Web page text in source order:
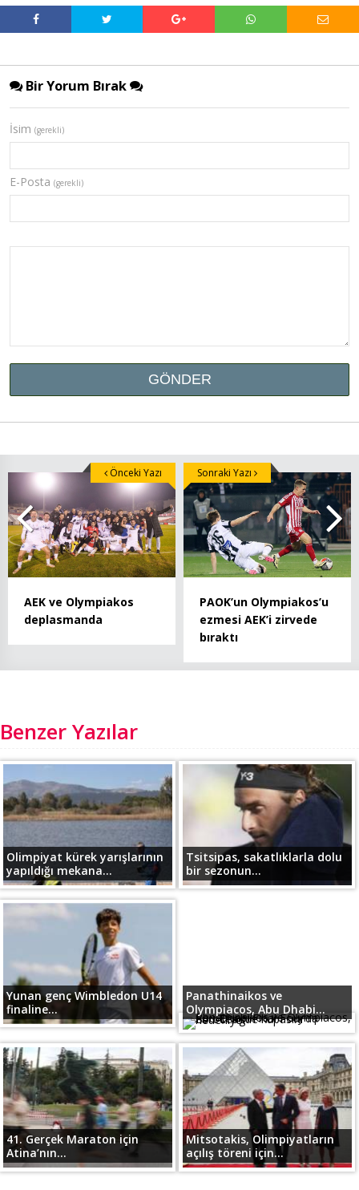
Bir Yorum Bırak
İsim (gerekli)
E-Posta (gerekli)
AEK ve Olympiakos
deplasmanda
Önceki Yazı
PAOK’un Olympiakos’u
ezmesi AEK’i zirvede
bıraktı
Sonraki Yazı
Benzer Yazılar
Olimpiyat kürek yarışlarının
yapıldığı mekana...
Tsitsipas, sakatlıklarla dolu
bir sezonun...
Yunan genç Wimbledon U14
finaline...
Panathinaikos ve
Olympiacos, Abu Dhabi...
41. Gerçek Maraton için
Atina’nın...
Mitsotakis, Olimpiyatların
açılış töreni için...